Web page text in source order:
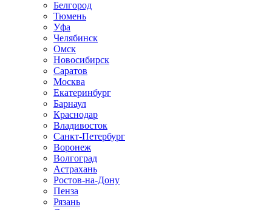
Белгород
Тюмень
Уфа
Челябинск
Омск
Новосибирск
Саратов
Москва
Екатеринбург
Барнаул
Краснодар
Владивосток
Санкт-Петербург
Воронеж
Волгоград
Астрахань
Ростов-на-Дону
Пенза
Рязань